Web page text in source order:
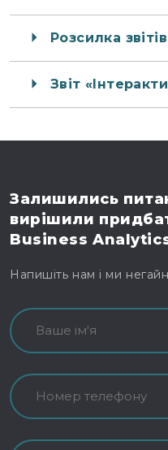
Розсилка
Звіт
Залишились
вирішили
Business
Напишіть нам і ми